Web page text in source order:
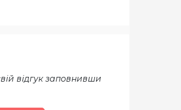
відгук заповнивши